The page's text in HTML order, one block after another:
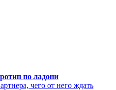
по ладони
чего от него ждать